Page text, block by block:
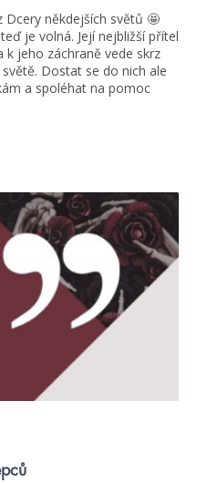
Dcery někdejších světů 🤩
je volná. Její nejbližší přítel
k jeho záchraně vede skrz
Dostat se do nich ale
a spoléhat na pomoc